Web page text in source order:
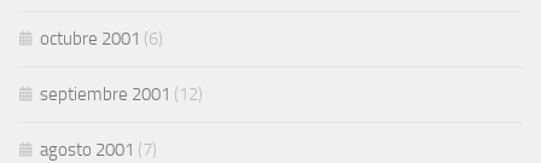
octubre 2001 (6)
septiembre 2001 (12)
agosto 2001 (7)